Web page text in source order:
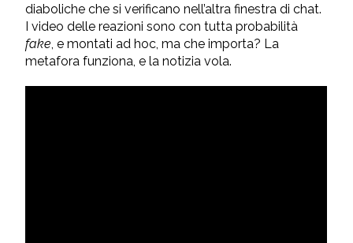
diaboliche che si verificano nell’altra finestra di chat.
I video delle reazioni sono con tutta probabilità
fake, e montati ad hoc, ma che importa? La
metafora funziona, e la notizia vola.